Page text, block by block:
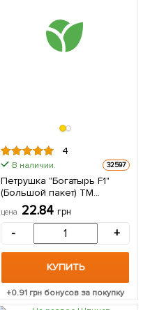
4
В наличии. 32597
Петрушка "Богатырь F1"
(Большой пакет) ТМ
"Весна" 6г
цена 22.84 грн
- +
КУПИТЬ
+0.91грн бонусов за покупку